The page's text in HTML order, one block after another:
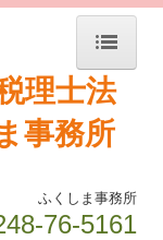
ふくしま事務所
76-5161